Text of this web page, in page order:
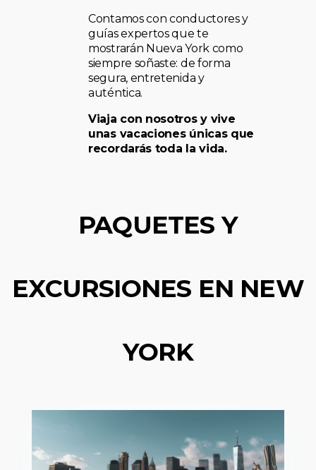
Contamos con conductores y
guías expertos que te
mostrarán Nueva York como
siempre soñaste: de forma
segura, entretenida y
auténtica.
Viaja con nosotros y vive
unas vacaciones únicas que
recordarás toda la vida.
PAQUETES Y
EXCURSIONES EN NEW
YORK